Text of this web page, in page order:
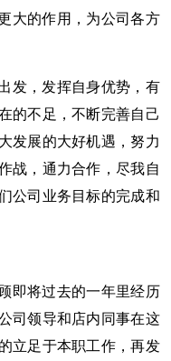
大的作用，为公司各方
发，发挥自身优势，有
的不足，不断完善自己
发展的大好机遇，努力
战，通力合作，尽我自
公司业务目标的完成和
即将过去的一年里经历
司领导和店内同事在这
立足于本职工作，再发